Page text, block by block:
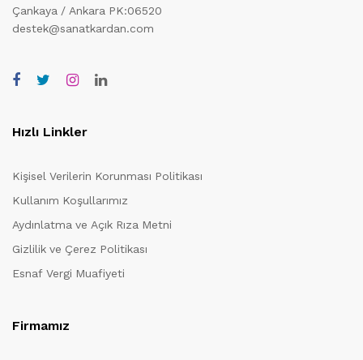
Çankaya / Ankara PK:06520
destek@sanatkardan.com
Hızlı Linkler
Kişisel Verilerin Korunması Politikası
Kullanım Koşullarımız
Aydınlatma ve Açık Rıza Metni
Gizlilik ve Çerez Politikası
Esnaf Vergi Muafiyeti
Firmamız